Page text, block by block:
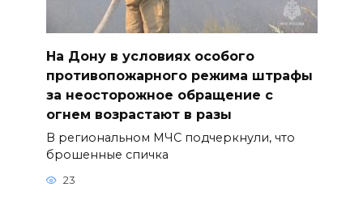
На Дону в условиях особого
противопожарного режима штрафы
за неосторожное обращение с
огнем возрастают в разы
В региональном МЧС подчеркнули, что
брошенные спичка
23